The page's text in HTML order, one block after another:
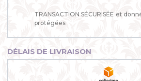
TRANSACTION SÉCURISÉE et
protégées
DÉLAIS DE LIVRAISON